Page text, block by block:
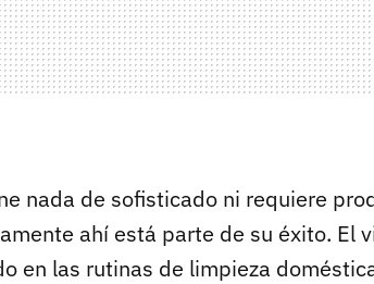
nada de sofisticado ni requiere
ahí está parte de su éxito. El
en las rutinas de limpieza